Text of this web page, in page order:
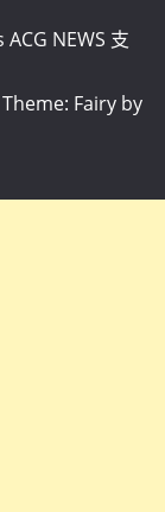
NEWS 支
Theme: Fairy by